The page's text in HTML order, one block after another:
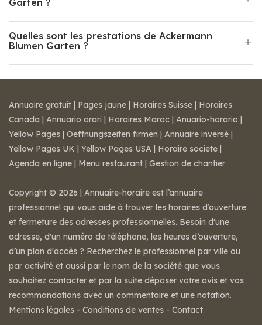
Garten ?
Quelles sont les prestations de Ackermann
Blumen Garten ?
Annuaire gratuit | Pages jaune | Horaires Suisse | Horaires
Canada | Annuario orari | Horaires Maroc | Anuario-horario |
Yellow Pages | Oeffnungszeiten firmen | Annuaire inversé |
Yellow Pages UK | Yellow Pages USA | Horaire societe |
Agenda en ligne | Menu restaurant | Gestion de chantier
Copyright © 2026 | Annuaire-horaire est l’annuaire
professionnel qui vous aide à trouver les horaires d’ouverture
et fermeture des adresses professionnelles. Besoin d'une
adresse, d'un numéro de téléphone, les heures d’ouverture,
d’un plan d'accès ? Recherchez le professionnel par ville ou
par activité et aussi par le nom de la société que vous
souhaitez contacter et par la suite déposer votre avis et vos
recommandations avec un commentaire et une notation.
Mentions légales - Conditions de ventes - Contact